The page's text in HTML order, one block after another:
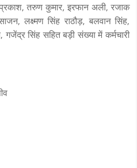
तरुण कुमार, इरफान अली, रजाक
लक्ष्मण सिंह राठौड़, बलवान सिंह,
सिंह सहित बड़ी संख्या में कर्मचारी